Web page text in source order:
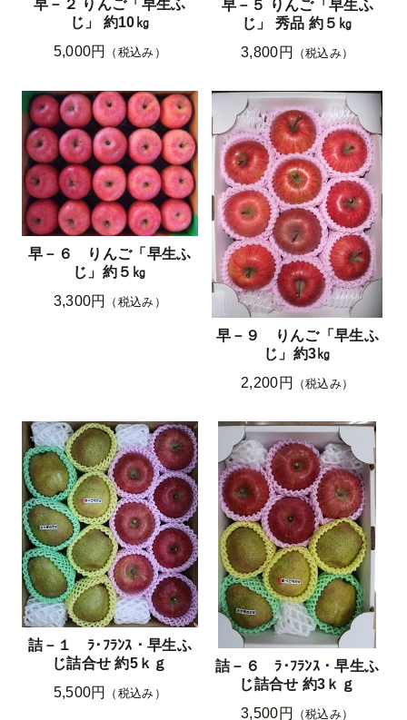
早－２ りんご「早生ふ
じ」 約10㎏
5,000円
（税込み）
早－５ りんご「早生ふ
じ」 秀品 約５㎏
3,800円
（税込み）
早－６ りんご「早生ふ
じ」約５㎏
3,300円
（税込み）
早－９ りんご「早生ふ
じ」約3㎏
2,200円
（税込み）
詰－１ ﾗ･ﾌﾗﾝｽ・早生ふ
じ詰合せ 約5ｋｇ
5,500円
（税込み）
詰－６ ﾗ･ﾌﾗﾝｽ・早生ふ
じ詰合せ 約3ｋｇ
3,500円
（税込み）